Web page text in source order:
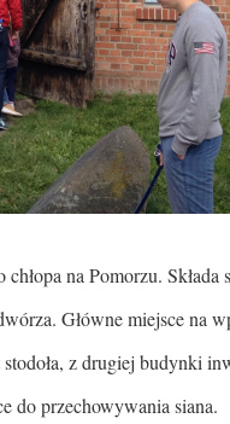
na Pomorzu. Składa
Główne miejsce na
z drugiej budynki
do przechowywania siana.